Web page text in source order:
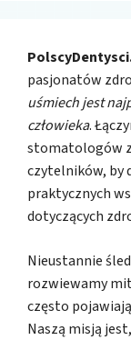
pasjonatów
uśmiech jest
człowieka.
stomatologów
czytelników, by
praktycznych
dotyczących
Nieustannie
rozwiewamy
często
Naszą misją